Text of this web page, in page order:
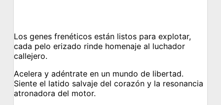
Los genes frenéticos están listos para explotar,
cada pelo erizado rinde homenaje al luchador
callejero.
Acelera y adéntrate en un mundo de libertad.
Siente el latido salvaje del corazón y la resonancia
atronadora del motor.